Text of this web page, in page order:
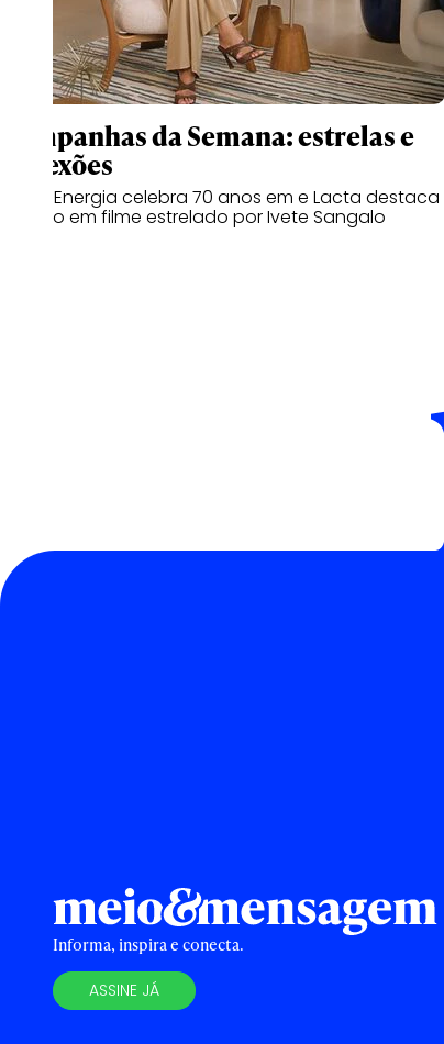
Campanhas da Semana: estrelas e
conexões
Copa Energia celebra 70 anos em e Lacta destaca
o afeto em filme estrelado por Ivete Sangalo
Informa, inspira e conecta.
ASSINE JÁ